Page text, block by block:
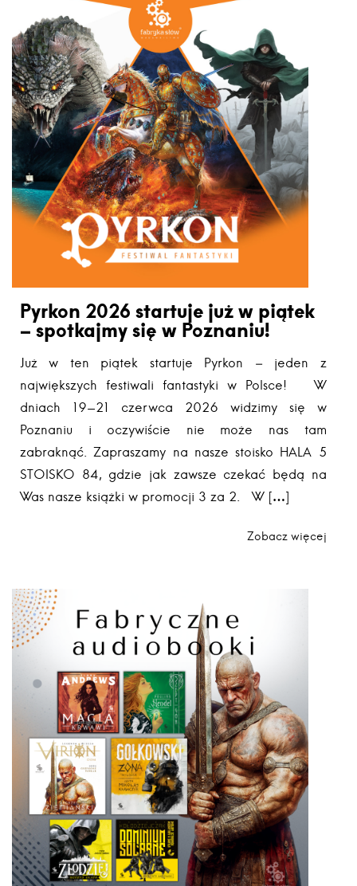
Pyrkon 2026 startuje już w piątek
– spotkajmy się w Poznaniu!
Już w ten piątek startuje Pyrkon – jeden z
największych festiwali fantastyki w Polsce! W
dniach 19-21 czerwca 2026 widzimy się w
Poznaniu i oczywiście nie może nas tam
zabraknąć. Zapraszamy na nasze stoisko HALA 5
STOISKO 84, gdzie jak zawsze czekać będą na
Was nasze książki w promocji 3 za 2. W […]
Zobacz więcej